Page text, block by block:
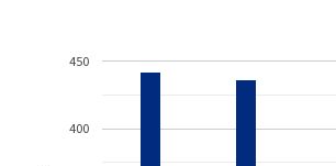
400
450